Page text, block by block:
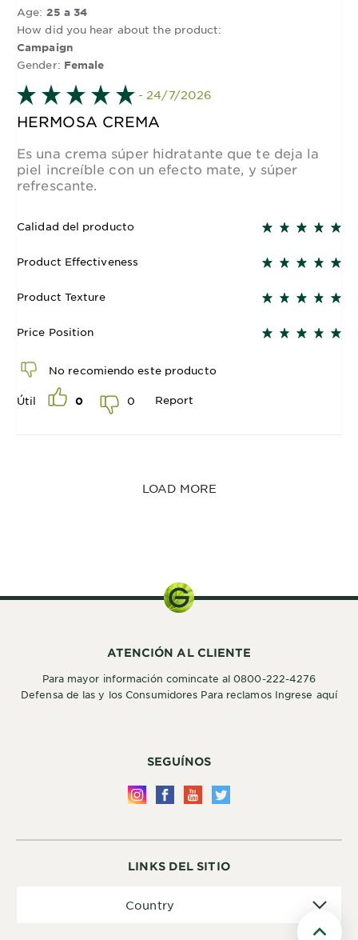
Age: 25 a 34
How did you hear about the product:
Campaign
Gender: Female
- 24/7/2026
HERMOSA CREMA
Es una crema súper hidratante que te deja la
piel increíble con un efecto mate, y súper
refrescante.
Calidad del producto
Product Effectiveness
Product Texture
Price Position
No recomiendo este producto
Útil 0 0 Report
LOAD MORE
LINKS DEL SITIO
Country
SEGUÍNOS
ATENCIÓN AL CLIENTE
Para mayor información comincate al 0800-222-4276
Defensa de las y los Consumidores Para reclamos Ingrese aquí